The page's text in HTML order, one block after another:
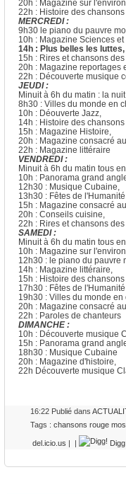
20h : Magazine sur
22h : Histoire des
MERCREDI :
9h30 le piano du pauvre
10h : Magazine Sciences et
14h : Plus belles les luttes,
15h : Rires et chansons
20h : Magazine reportages
22h : Découverte musique
JEUDI :
Minuit à 6h du matin : la
8h30 : Villes du monde en
10h : Déouverte Jazz,
14h : Histoire des
15h : Magazine Histoire,
20h : Magazine consacré
22h : Magazine littéraire
VENDREDI :
Minuit à 6h du matin tous en
10h : Panorama grand
12h30 : Musique Cubaine,
13h30 : Fêtes de
15h : Magazine consacré
20h : Conseils cuisine,
22h : Rires et chansons
SAMEDI :
Minuit à 6h du matin tous en
10h : Magazine sur
12h30 : le piano du pauvre
14h : Magazine littéraire,
15h : Histoire des
17h30 : Fêtes de
19h30 : Villes du monde en
20h : Magazine consacré
22h : Paroles de chanteurs
DIMANCHE :
10h : Découverte musique
15h : Panorama grand
18h30 : Musique Cubaine
20h : Magazine d'histoire,
22h Découverte musique
16:22 Publié dans
Tags : chansons rouge
del.icio.us Digg